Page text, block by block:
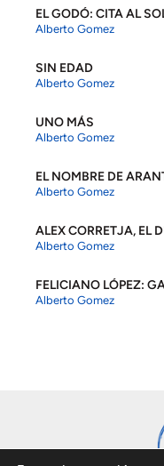
EL GODÓ: CITA AL
Alberto Gomez
SIN EDAD
Alberto Gomez
UNO MÁS
Alberto Gomez
EL NOMBRE DE
Alberto Gomez
ALEX CORRETJA, EL
Alberto Gomez
FELICIANO LÓPEZ:
Alberto Gomez